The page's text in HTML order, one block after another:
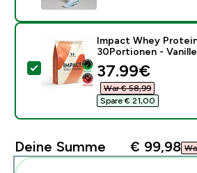
Dieses Produkt ausw�hlen -
Impact Whey
30Portionen - Vanille
discounted
37.99€‎
War € 58,99‎
Spare € 21,00‎
Deine Summe € 99,98‎